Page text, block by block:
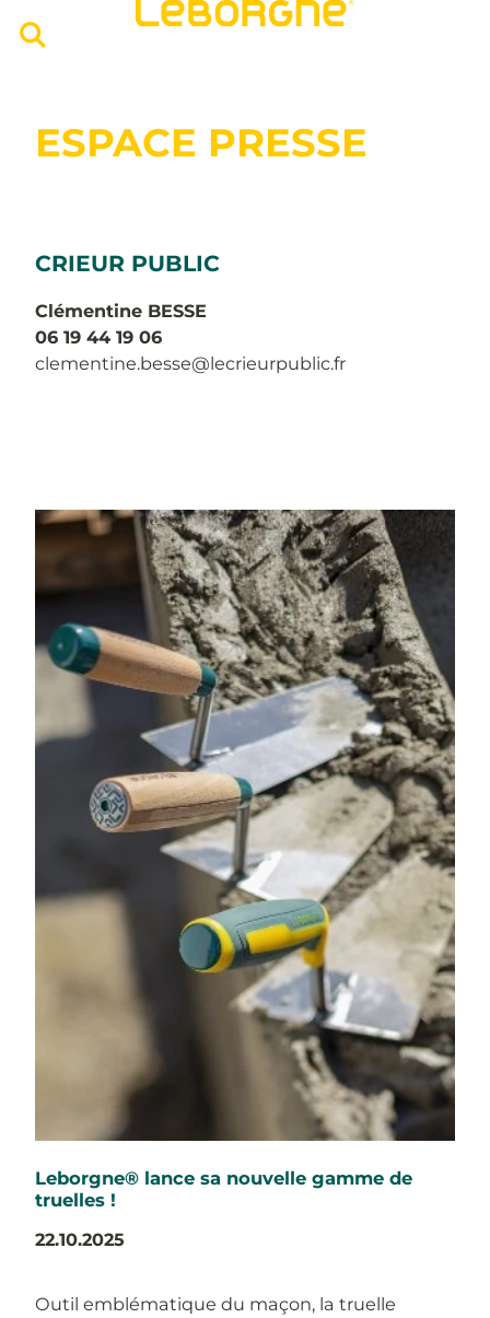
ESPACE PRESSE
CRIEUR PUBLIC
Clémentine BESSE
06 19 44 19 06
clementine.besse@lecrieurpublic.fr
Leborgne® lance sa nouvelle gamme de
truelles !
22.10.2025
Outil emblématique du maçon, la truelle